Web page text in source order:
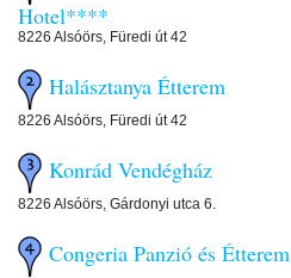
Hotel****
8226 Alsóörs, Füredi út 42
Halásztanya Étterem
8226 Alsóörs, Füredi út 42
Konrád Vendégház
8226 Alsóörs, Gárdonyi utca 6.
Congeria Panzió és Étterem